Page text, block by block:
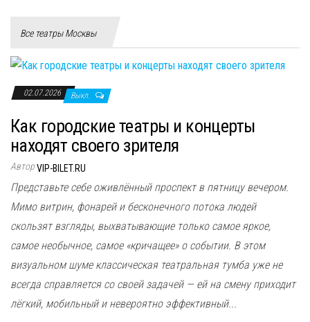
Все театры Москвы
02.07.2026 Выкл.
Как городские театры и концерты
находят своего зрителя
АвторVIP-BILET.RU
Представьте себе оживлённый проспект в пятницу вечером.
Мимо витрин, фонарей и бесконечного потока людей
скользят взгляды, выхватывающие только самое яркое,
самое необычное, самое «кричащее» о событии. В этом
визуальном шуме классическая театральная тумба уже не
всегда справляется со своей задачей — ей на смену приходит
лёгкий, мобильный и невероятно эффективный...